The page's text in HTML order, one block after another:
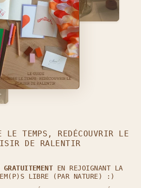
LE TEMPS, REDÉCOUVRIR LE
DE RALENTIR
EN REJOIGNANT LA
TEM(P)S LIBRE (PAR NATURE) :)